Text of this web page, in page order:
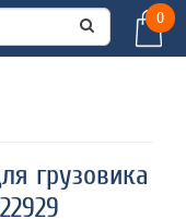
0
грузовика